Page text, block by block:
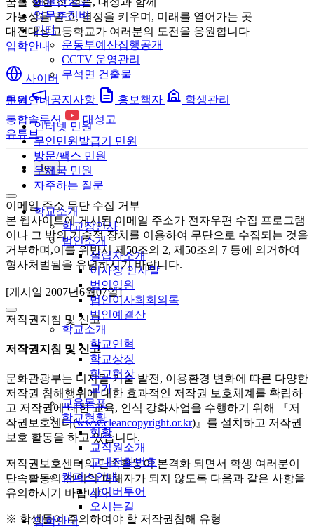
업무추진비
기타
운동부예산집행공개
CCTV 운영관리
무석면 건출물
민원안내
인터넷 민원
무인민원발급기 민원
방문/팩스 민원
우체국 민원
자주하는 질문
학교소개
학교장인사
법인소개
설립자소개
이사장 인사말
법인임원
법인이사회회의록
법인예결산
학교소개
학교연혁
학교상징
학교헌장
교가
교육목표
학교현황
현황
교직원소개
교내전화번호
캠퍼스안내
사이버투어
오시는길
입학안내
가능성을 믿고, 열정을 키우며, 미래를 열어가는 곳
대전대성고등학교가 여러분의 도전을 응원합니다
입학안내
사이버
투어
공지사항 홍보책자
학생관리
통합솔루션
대성고
유튜브
Top
이메일 주소 무단 수집 거부
본 웹사이트에 게시된 이메일 주소가 전자우편 수집 프로그램
이나 그 밖의 기술적 장치를 이용하여 무단으로 수집되는 것을
거부하며,이를 위반시 제50조의 2, 제50조의 7 등에 의거하여
형사처벌됨을 유념하시기 바랍니다.
[게시일 2007년6월07일]
저작권지침 및 신고
저작권지침 및 신고
문화관광부는 디지털 기술 발전, 이용환경 변화에 따른 다양한
저작권 침해행위에 대한 효과적인 저작권 보호체계를 확립하
고 저작권에 대한 교육, 인식 강화사업을 수행하기 위해 『저
작권보호센터(www.cleancopyright.or.kr)』를 설치하고 저작권
보호 활동을 하고 있습니다.
저작권보호센터의 단속활동이 본격화 되면서 학생 여러분이
단속활동의 선의의 피해자가 되지 않도록 다음과 같은 사항을
유의하시기 바랍니다.
※ 학생들이 주의하여야 할 저작권침해 유형